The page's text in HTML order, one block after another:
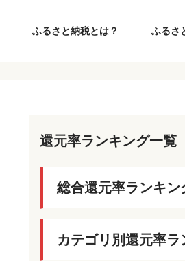
ふるさと納税とは？ ふるさ
還元率ランキング一覧
総合還元率ランキン
カテゴリ別還元率ラ